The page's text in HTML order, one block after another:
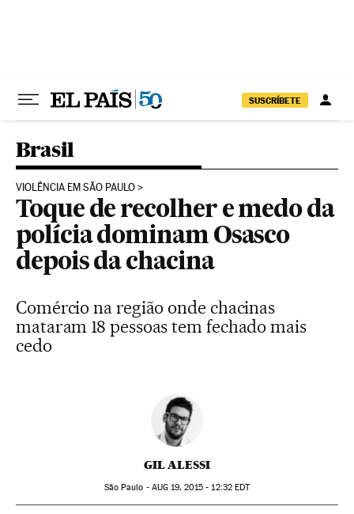
SUSCRÍBETE
Brasil
VIOLÊNCIA EM SÃO PAULO
Toque de recolher e medo da
polícia dominam Osasco
depois da chacina
Comércio na região onde chacinas
mataram 18 pessoas tem fechado mais
cedo
GIL ALESSI
São Paulo - AUG 19, 2015 - 12:32EDT